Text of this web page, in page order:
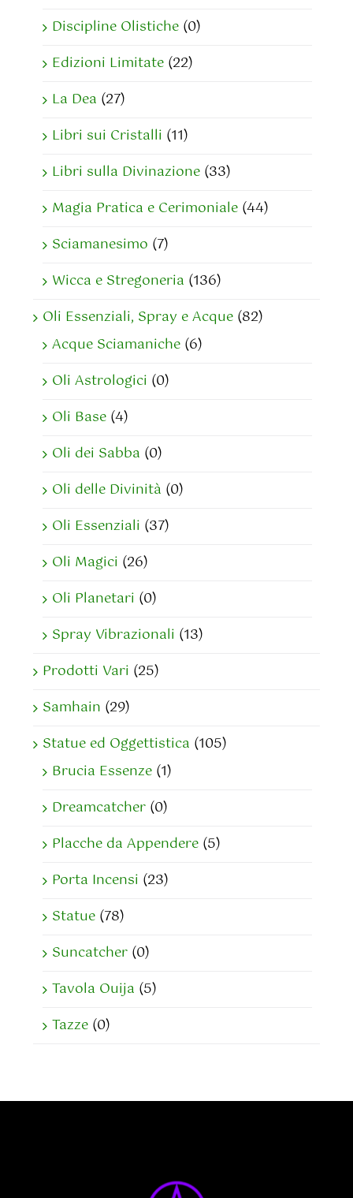
Discipline Olistiche (0)
Edizioni Limitate (22)
La Dea (27)
Libri sui Cristalli (11)
Libri sulla Divinazione (33)
Magia Pratica e Cerimoniale (44)
Sciamanesimo (7)
Wicca e Stregoneria (136)
Oli Essenziali, Spray e Acque (82)
Acque Sciamaniche (6)
Oli Astrologici (0)
Oli Base (4)
Oli dei Sabba (0)
Oli delle Divinità (0)
Oli Essenziali (37)
Oli Magici (26)
Oli Planetari (0)
Spray Vibrazionali (13)
Prodotti Vari (25)
Samhain (29)
Statue ed Oggettistica (105)
Brucia Essenze (1)
Dreamcatcher (0)
Placche da Appendere (5)
Porta Incensi (23)
Statue (78)
Suncatcher (0)
Tavola Ouija (5)
Tazze (0)